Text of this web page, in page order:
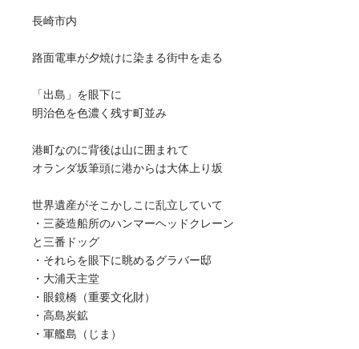
長崎市内
路面電車が夕焼けに染まる街中を走る
「出島」を眼下に
明治色を色濃く残す町並み
港町なのに背後は山に囲まれて
オランダ坂筆頭に港からは大体上り坂
世界遺産がそこかしこに乱立していて
・三菱造船所のハンマーヘッドクレーン
と三番ドッグ
・それらを眼下に眺めるグラバー邸
・大浦天主堂
・眼鏡橋（重要文化財）
・高島炭鉱
・軍艦島（じま）